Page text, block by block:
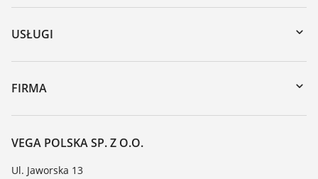
Do pobrania
Wyszukiwanie po numerze seryjnym
DTM Collection/PACTware
USŁUGI
Naprawa
Szkolenia
Tabela odporności chemicznej
FIRMA
O firmie VEGA
Kontakt
Aktualności
VEGA POLSKA SP. Z O.O.
Ul. Jaworska 13